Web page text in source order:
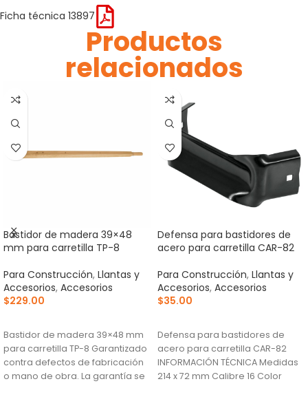
Ficha técnica 13897
Productos
relacionados
Bastidor de madera 39×48
mm para carretilla TP-8
Para Construcción, Llantas y
Accesorios, Accesorios
$229.00
Bastidor de madera 39×48 mm
para carretilla TP-8 Garantizado
contra defectos de fabricación
o mano de obra. La garantía se
Defensa para bastidores de
acero para carretilla CAR-82
Para Construcción, Llantas y
Accesorios, Accesorios
$35.00
Defensa para bastidores de
acero para carretilla CAR-82
INFORMACIÓN TÉCNICA Medidas
214 x 72 mm Calibre 16 Color